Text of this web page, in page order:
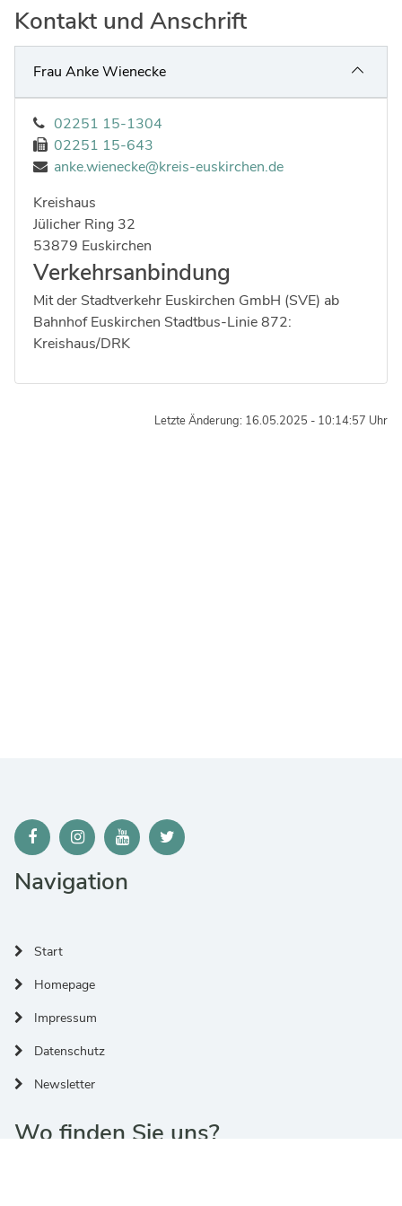
Umwelt & Nachhaltigkeit
Verkehr & Mobilität
Kultur
Gefahrenabwehr
Sozialarbeit
Interkulturelle Öffnung
Kreispolizeibehörde
Jobs bei allen Arbeitgebern im Kreisgebiet
Kontakt und Anschrift
Frau Anke Wienecke
02251 15-1304
02251 15-643
anke.wienecke@kreis-euskirchen.de
Kreishaus
Strasse:
Jülicher Ring Hausnummer:
32
Postleitzahl:
53879 Ort:
Euskirchen
Verkehrsanbindung
Mit der Stadtverkehr Euskirchen GmbH (SVE) ab
Bahnhof Euskirchen Stadtbus-Linie 872:
Kreishaus/DRK
Letzte Änderung: 16.05.2025 - 10:14:57 Uhr
Navigation
Start
Homepage
Impressum
Datenschutz
Newsletter
Wo finden Sie uns?